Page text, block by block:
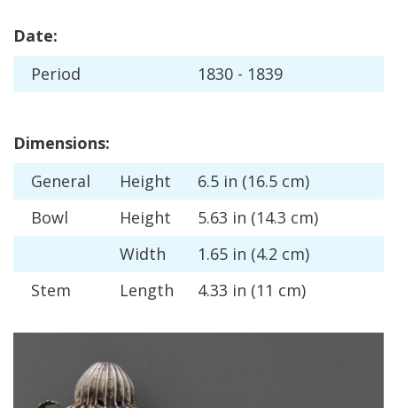
Date:
Period
1830 - 1839
Dimensions:
General
Height 6.5 in (16.5 cm)
Bowl
Height 5.63 in (14.3 cm)
Width
1.65 in (4.2 cm)
Stem
Length 4.33 in (11 cm)